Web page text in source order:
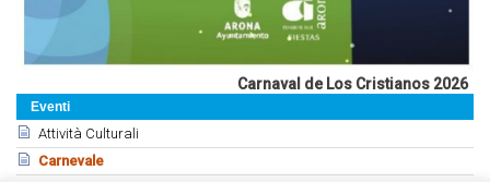
Eventi
Attività Culturali
Carnevale
Carnaval de Los Cristianos 2026